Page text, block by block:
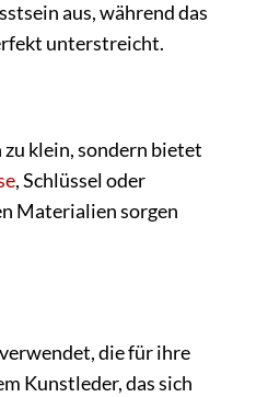
aus, während das
unterstreicht.
klein, sondern bietet
, Schlüssel oder
Materialien sorgen
die für ihre
Kunstleder, das sich